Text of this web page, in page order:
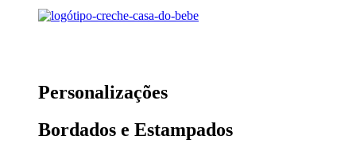
Personalizações
Bordados e Estampados